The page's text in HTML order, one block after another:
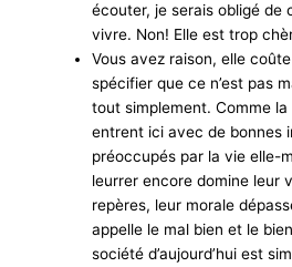
écouter, je serais obligé de
vivre. Non! Elle est trop
Vous avez raison, elle
spécifier que ce n’est pas
tout simplement. Comme
entrent ici avec de bonnes
préoccupés par la vie elle-
leurrer encore domine leur
repères, leur morale
appelle le mal bien et le
société d’aujourd’hui est